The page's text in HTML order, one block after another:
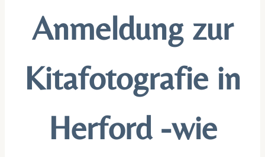
Anmeldung zur
Kitafotografie in
Herford -wie